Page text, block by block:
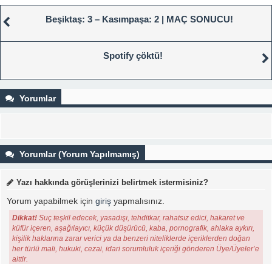
Beşiktaş: 3 – Kasımpaşa: 2 | MAÇ SONUCU!
Spotify çöktü!
Yorumlar
Yorumlar (Yorum Yapılmamış)
Yazı hakkında görüşlerinizi belirtmek istermisiniz?
Yorum yapabilmek için giriş yapmalısınız.
Dikkat! Suç teşkil edecek, yasadışı, tehditkar, rahatsız edici, hakaret ve
küfür içeren, aşağılayıcı, küçük düşürücü, kaba, pornografik, ahlaka aykırı,
kişilik haklarına zarar verici ya da benzeri niteliklerde içeriklerden doğan
her türlü mali, hukuki, cezai, idari sorumluluk içeriği gönderen Üye/Üyeler’e
aittir.